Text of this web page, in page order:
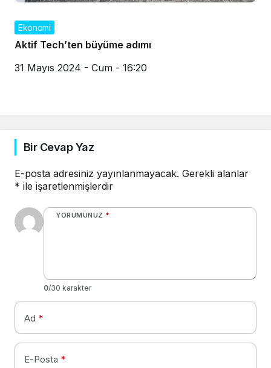
Ekonomi
Aktif Tech’ten büyüme adımı
31 Mayıs 2024 - Cum - 16:20
Bir Cevap Yaz
E-posta adresiniz yayınlanmayacak. Gerekli alanlar
* ile işaretlenmişlerdir
YORUMUNUZ *
0/30 karakter
Ad *
E-Posta *